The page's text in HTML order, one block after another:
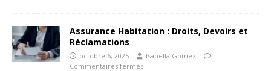
Assurance Habitation : Droits, Devoirs et
Réclamations
octobre 6, 2025
Isabella Gomez
Commentaires fermés